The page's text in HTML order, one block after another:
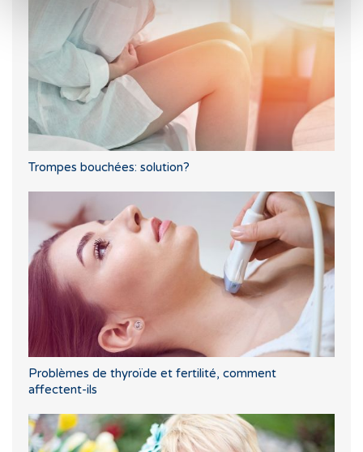
Trompes bouchées: solution?
Problèmes de thyroïde et fertilité, comment
affectent-ils